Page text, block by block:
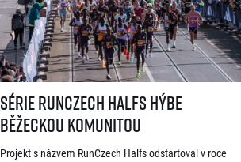
mužské kategorii potvrdil start rodák z Burundi
dlouhodobě žijící ve Španělsku Rodrigue Kwizera. […]
Série RunCzech Halfs hýbe
běžeckou komunitou
Projekt s názvem RunCzech Halfs odstartoval v roce
Série RunCzech Halfs hýbe běžeckou komunitou